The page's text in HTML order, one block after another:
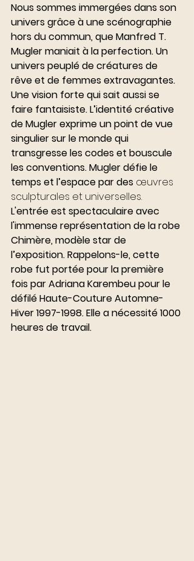
Nous sommes immergées dans son
univers grâce à une scénographie
hors du commun, que Manfred T.
Mugler maniait à la perfection. Un
univers peuplé de créatures de
rêve et de femmes extravagantes.
Une vision forte qui sait aussi se
faire fantaisiste. L’identité créative
de Mugler exprime un point de vue
singulier sur le monde qui
transgresse les codes et bouscule
les conventions. Mugler défie le
temps et l’espace par des œuvres
sculpturales et universelles.
L'entrée est spectaculaire avec
l'immense représentation de la robe
Chimère, modèle star de
l’exposition. Rappelons-le, cette
robe fut portée pour la première
fois par Adriana Karembeu pour le
défilé Haute-Couture Automne-
Hiver 1997-1998. Elle a nécessité 1000
heures de travail.